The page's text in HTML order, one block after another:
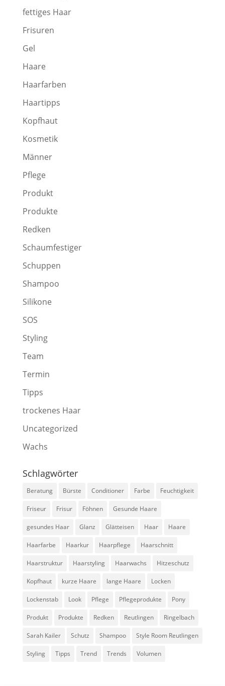
fettiges Haar
Frisuren
Gel
Haare
Haarfarben
Haartipps
Kopfhaut
Kosmetik
Männer
Pflege
Produkt
Produkte
Redken
Schaumfestiger
Schuppen
Shampoo
Silikone
SOS
Styling
Team
Termin
Tipps
trockenes Haar
Uncategorized
Wachs
Schlagwörter
Beratung Bürste Conditioner Farbe Feuchtigkeit
Friseur Frisur Föhnen Gesunde Haare
gesundes Haar Glanz Glätteisen Haar Haare
Haarfarbe Haarkur Haarpflege Haarschnitt
Haarstruktur Haarstyling Haarwachs Hitzeschutz
Kopfhaut kurze Haare lange Haare Locken
Lockenstab Look Pflege Pflegeprodukte Pony
Produkt Produkte Redken Reutlingen Ringelbach
Sarah Kailer Schutz Shampoo Style Room Reutlingen
Styling Tipps Trend Trends Volumen